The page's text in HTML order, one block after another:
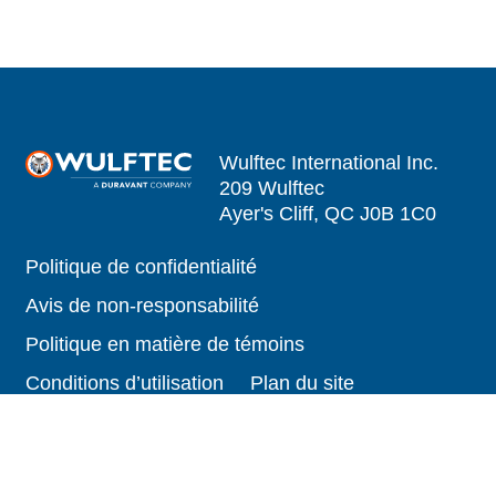
Wulftec International Inc.
209 Wulftec
Ayer's Cliff, QC J0B 1C0
Politique de confidentialité
Avis de non-responsabilité
Politique en matière de témoins
Conditions d’utilisation
Plan du site